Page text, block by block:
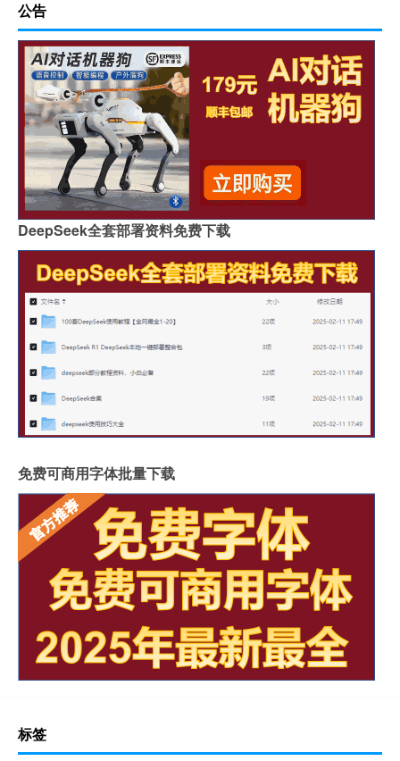
公告
DeepSeek全套部署资料免费下载
免费可商用字体批量下载
标签